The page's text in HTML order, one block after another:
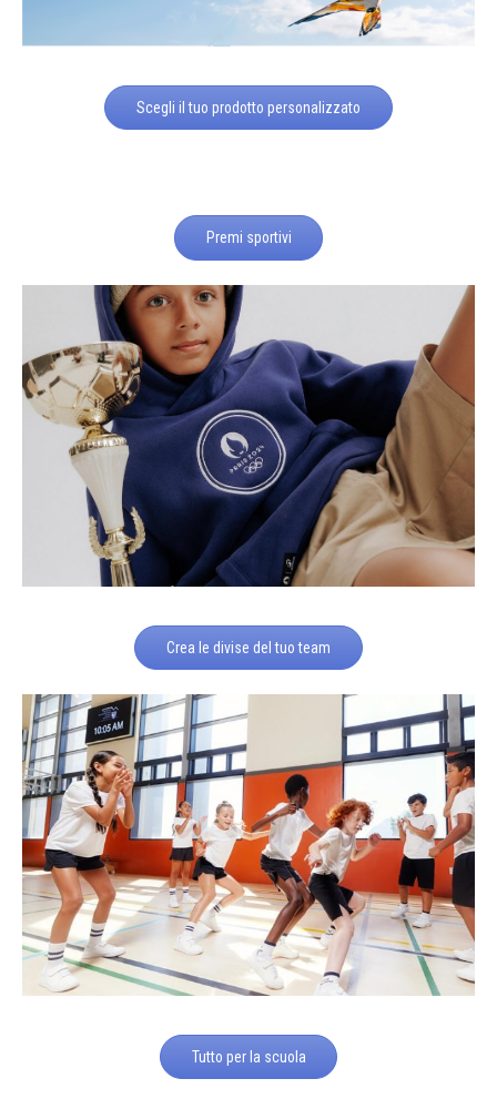
Scegli il tuo prodotto personalizzato
Premi sportivi
Crea le divise del tuo team
Tutto per la scuola